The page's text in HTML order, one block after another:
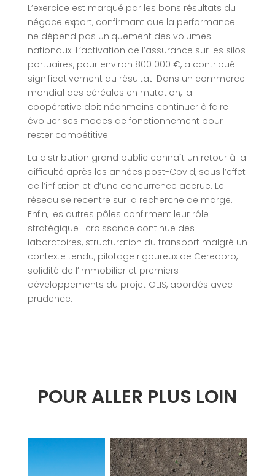
L’exercice est marqué par les bons résultats du
négoce export, confirmant que la performance
ne dépend pas uniquement des volumes
nationaux. L’activation de l’assurance sur les silos
portuaires, pour environ 800 000 €, a contribué
significativement au résultat. Dans un commerce
mondial des céréales en mutation, la
coopérative doit néanmoins continuer à faire
évoluer ses modes de fonctionnement pour
rester compétitive.
La distribution grand public connaît un retour à la
difficulté après les années post-Covid, sous l’effet
de l’inflation et d’une concurrence accrue. Le
réseau se recentre sur la recherche de marge.
Enfin, les autres pôles confirment leur rôle
stratégique : croissance continue des
laboratoires, structuration du transport malgré un
contexte tendu, pilotage rigoureux de Cereapro,
solidité de l’immobilier et premiers
développements du projet OLIS, abordés avec
prudence.
POUR ALLER PLUS LOIN